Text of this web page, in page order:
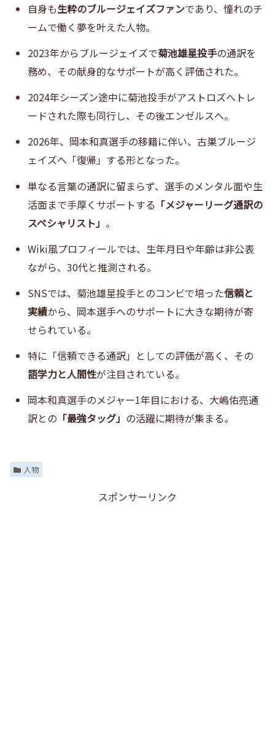
自身も生粋のブルージェイズファンであり、憧れのチ
ームで働く夢を叶えた人物。
2023年からブルージェイズで菊池雄星投手の通訳を
務め、その献身的なサポートが高く評価された。
2024年シーズン途中に菊池投手がアストロズへトレ
ードされた際も同行し、その後エンゼルスへ。
2026年、岡本和真選手の移籍に伴い、古巣ブルージ
ェイズへ「復帰」する形となった。
単なる言葉の通訳に留まらず、選手のメンタル面や生
活面まで手厚くサポートする 「メジャーリーグ通訳の
スペシャリスト」 。
Wiki風プロフィールでは、生年月日や年齢は非公表
ながら、30代と推測される。
SNSでは、菊池雄星投手とのコンビで培った信頼と
実績から、岡本選手へのサポートに大きな期待が寄
せられている。
特に「信頼できる通訳」としての評価が高く、その
語学力と人間性が注目されている。
岡本和真選手のメジャー1年目における、大嶋佑亮通
訳との 「最強タッグ」 の活躍に期待が集まる。
人物
スポンサーリンク